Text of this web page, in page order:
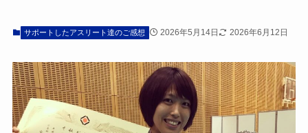
サポートしたアスリート達のご感想 2026年5月14日 2026年6月12日